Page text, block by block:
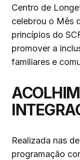
Centro de
celebrou o Mês
princípios do
promover a
familiares e
Realizada nas
programação